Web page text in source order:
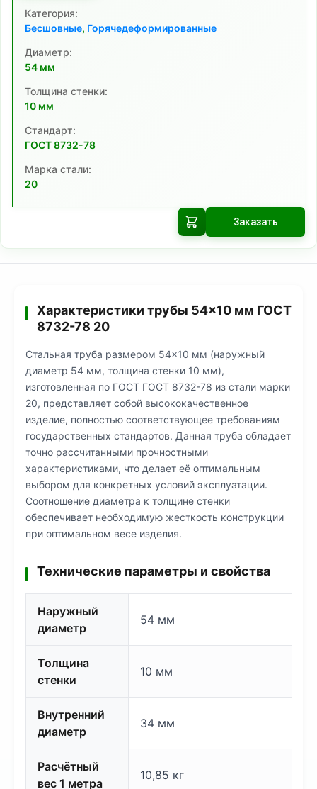
Категория:
Бесшовные, Горячедеформированные
Диаметр:
54 мм
Толщина стенки:
10 мм
Cтандарт:
ГОСТ 8732-78
Марка стали:
20
Заказать
Характеристики трубы 54×10 мм ГОСТ
8732-78 20
Стальная труба размером 54×10 мм (наружный
диаметр 54 мм, толщина стенки 10 мм),
изготовленная по ГОСТ ГОСТ 8732-78 из стали марки
20, представляет собой высококачественное
изделие, полностью соответствующее требованиям
государственных стандартов. Данная труба обладает
точно рассчитанными прочностными
характеристиками, что делает её оптимальным
выбором для конкретных условий эксплуатации.
Соотношение диаметра к толщине стенки
обеспечивает необходимую жесткость конструкции
при оптимальном весе изделия.
Технические параметры и свойства
Наружный
диаметр
54 мм
Толщина
стенки
10 мм
Внутренний
диаметр
34 мм
Расчётный
вес 1 метра
10,85 кг